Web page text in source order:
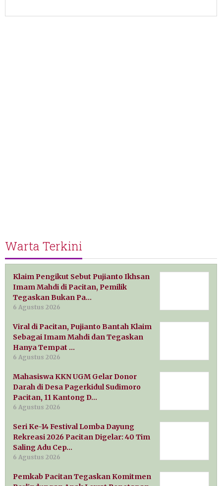
Warta Terkini
Klaim Pengikut Sebut Pujianto Ikhsan
Imam Mahdi di Pacitan, Pemilik
Tegaskan Bukan Pa…
6 Agustus 2026
Viral di Pacitan, Pujianto Bantah Klaim
Sebagai Imam Mahdi dan Tegaskan
Hanya Tempat …
6 Agustus 2026
Mahasiswa KKN UGM Gelar Donor
Darah di Desa Pagerkidul Sudimoro
Pacitan, 11 Kantong D…
6 Agustus 2026
Seri Ke-14 Festival Lomba Dayung
Rekreasi 2026 Pacitan Digelar: 40 Tim
Saling Adu Cep…
6 Agustus 2026
Pemkab Pacitan Tegaskan Komitmen